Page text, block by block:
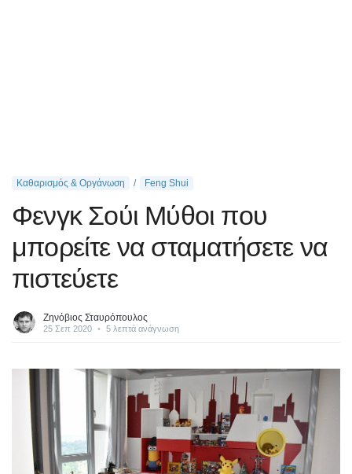
Καθαρισμός & Οργάνωση Feng Shui
Φενγκ Σούι Μύθοι που
μπορείτε να σταματήσετε να
πιστεύετε
Ζηνόβιος Σταυρόπουλος
25 Σεπ 2020 • 5 λεπτά ανάγνωση